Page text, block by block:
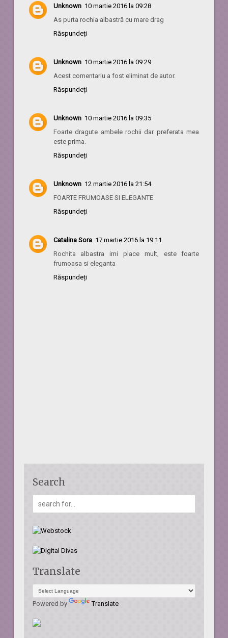
Unknown 10 martie 2016 la 09:28
As purta rochia albastră cu mare drag
Răspundeți
Unknown 10 martie 2016 la 09:29
Acest comentariu a fost eliminat de autor.
Răspundeți
Unknown 10 martie 2016 la 09:35
Foarte dragute ambele rochii dar preferata mea
este prima.
Răspundeți
Unknown 12 martie 2016 la 21:54
FOARTE FRUMOASE SI ELEGANTE
Răspundeți
Catalina Sora 17 martie 2016 la 19:11
Rochita albastra imi place mult, este foarte
frumoasa si eleganta
Răspundeți
Search
Translate
Powered by Translate